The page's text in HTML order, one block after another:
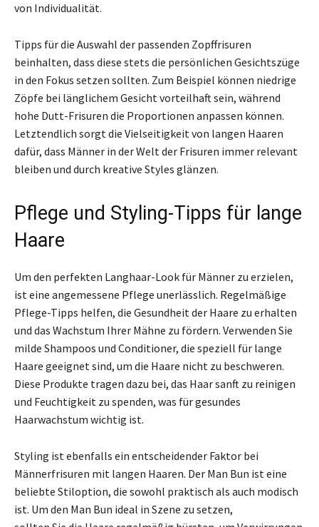
von Individualität.
Tipps für die Auswahl der passenden Zopffrisuren
beinhalten, dass diese stets die persönlichen Gesichtszüge
in den Fokus setzen sollten. Zum Beispiel können niedrige
Zöpfe bei länglichem Gesicht vorteilhaft sein, während
hohe Dutt-Frisuren die Proportionen anpassen können.
Letztendlich sorgt die Vielseitigkeit von langen Haaren
dafür, dass Männer in der Welt der Frisuren immer relevant
bleiben und durch kreative Styles glänzen.
Pflege und Styling-Tipps für lange
Haare
Um den perfekten Langhaar-Look für Männer zu erzielen,
ist eine angemessene Pflege unerlässlich. Regelmäßige
Pflege-Tipps helfen, die Gesundheit der Haare zu erhalten
und das Wachstum Ihrer Mähne zu fördern. Verwenden Sie
milde Shampoos und Conditioner, die speziell für lange
Haare geeignet sind, um die Haare nicht zu beschweren.
Diese Produkte tragen dazu bei, das Haar sanft zu reinigen
und Feuchtigkeit zu spenden, was für gesundes
Haarwachstum wichtig ist.
Styling ist ebenfalls ein entscheidender Faktor bei
Männerfrisuren mit langen Haaren. Der Man Bun ist eine
beliebte Stiloption, die sowohl praktisch als auch modisch
ist. Um den Man Bun ideal in Szene zu setzen,